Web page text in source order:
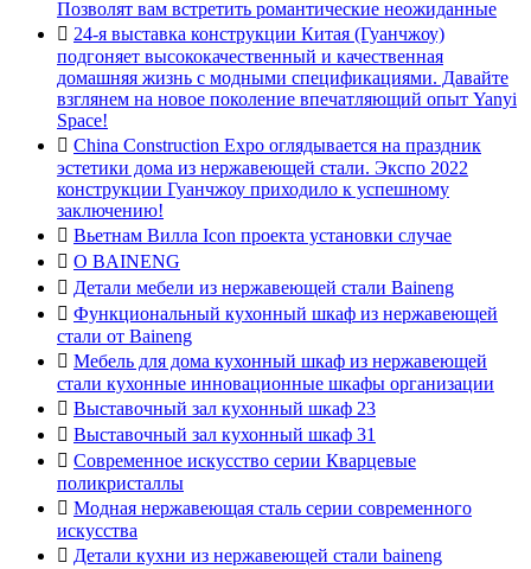
Позволят вам встретить романтические неожиданные
 24-я выставка конструкции Китая (Гуанчжоу)
подгоняет высококачественный и качественная
домашняя жизнь с модными спецификациями. Давайте
взглянем на новое поколение впечатляющий опыт Yanyi
Space!
 China Construction Expo оглядывается на праздник
эстетики дома из нержавеющей стали. Экспо 2022
конструкции Гуанчжоу приходило к успешному
заключению!
 Вьетнам Вилла Icon проекта установки случае
 О BAINENG
 Детали мебели из нержавеющей стали Baineng
 Функциональный кухонный шкаф из нержавеющей
стали от Baineng
 Мебель для дома кухонный шкаф из нержавеющей
стали кухонные инновационные шкафы организации
 Выставочный зал кухонный шкаф 23
 Выставочный зал кухонный шкаф 31
 Современное искусство серии Кварцевые
поликристаллы
 Модная нержавеющая сталь серии современного
искусства
 Детали кухни из нержавеющей стали baineng